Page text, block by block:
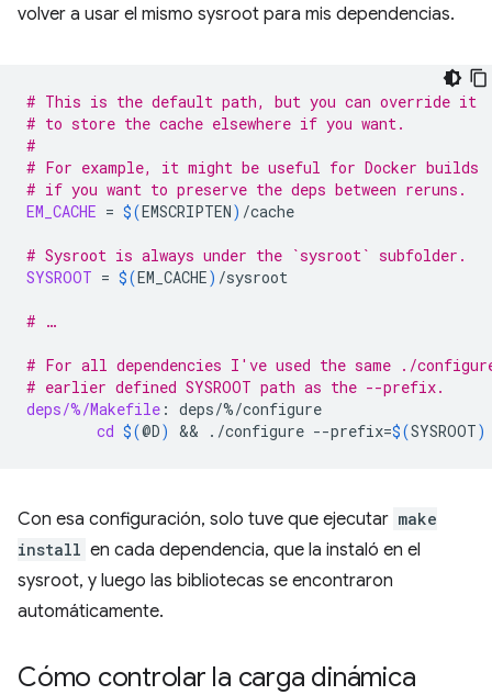
volver a usar el mismo sysroot para mis dependencias.
# This is the default path, but you can override it
# to store the cache elsewhere if you want.
#
# For example, it might be useful for Docker builds
# if you want to preserve the deps between reruns.
EM_CACHE = $(EMSCRIPTEN) /cache
# Sysroot is always under the `sysroot` subfolder.
SYSROOT = $(EM_CACHE) /sysroot
# …
# For all dependencies I've used the same ./
# earlier defined SYSROOT path as the --prefix.
deps/%/Makefile : deps/%/configure
cd $(@D) && ./configure --prefix=$(SYSROOT)
Con esa configuración, solo tuve que ejecutar make
install en cada dependencia, que la instaló en el
sysroot, y luego las bibliotecas se encontraron
automáticamente.
Cómo controlar la carga dinámica